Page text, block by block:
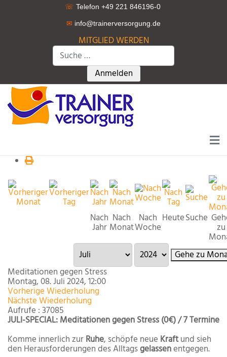
☏ Telefon +49 221 846196-0
✉ info@trainerversorgung.de
MITGLIED WERDEN
Suchen
Type 2 or more characters for
Anmelden
Nach
Jahr
Nach
Monat
Nach
Woche
HeuteSuche
zu
Gehe zu
Meditationen gegen Stress
Montag, 08. Juli 2024, 12:00
Vorherige Wiederholung
Nächste Wiederholung
Aufrufe : 37085
JULI-SPECIAL: Meditationen gegen Stress (0€) / 7 Termine
Komme innerlich zurRuhe, schöpfe neue Kraftund sieh
den Herausforderungen des Alltagsgelassenentgegen.